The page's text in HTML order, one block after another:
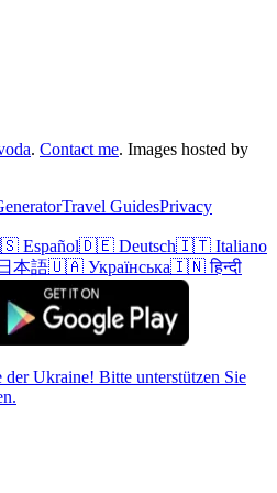
. Contact me. Images hosted by
Travel GuidesPrivacy
Español🇩🇪 Deutsch🇮🇹 Italiano
本語🇺🇦 Українська🇮🇳 हिन्दी
der Ukraine! Bitte unterstützen Sie